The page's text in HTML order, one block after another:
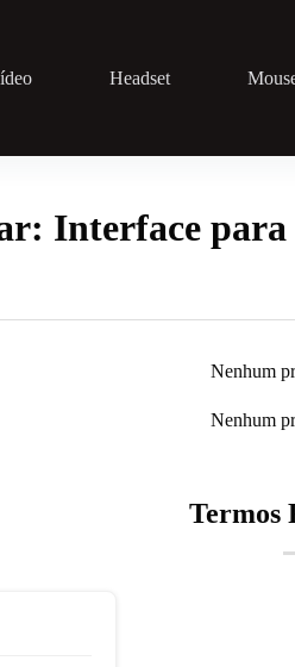
Headset
Interface
Nenhum
Nenhum
Termos